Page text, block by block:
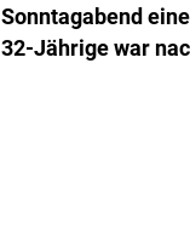
Sonntagabend
32-Jährige war